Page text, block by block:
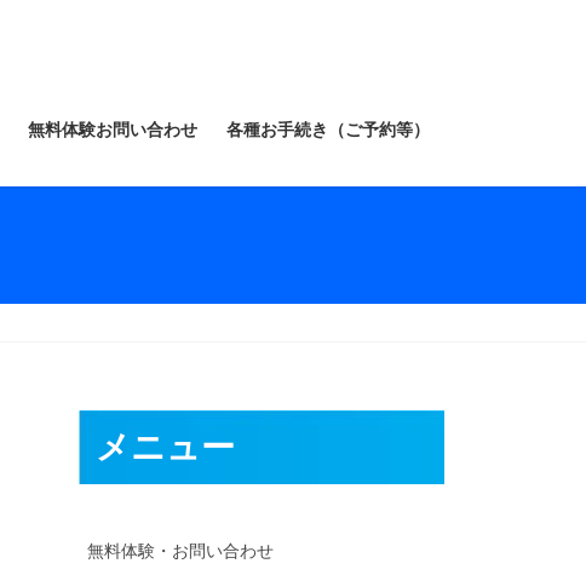
無料体験お問い合わせ 各種お手続き（ご予約等）
メニュー
無料体験・お問い合わせ